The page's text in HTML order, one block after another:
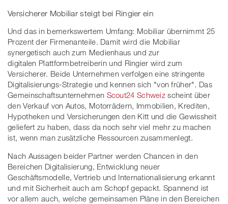
Versicherer Mobiliar steigt bei Ringier ein
Und das in bemerkswertem Umfang: Mobiliar übernimmt 25
Prozent der Firmenanteile. Damit wird die Mobiliar
synergetisch auch zum Medienhaus und zur
digitalen Plattformbetreiberin und Ringier wird zum
Versicherer. Beide Unternehmen verfolgen eine stringente
Digitalisierungs-Strategie und kennen sich "von früher". Das
Gemeinschaftsunternehmen Scout24 Schweiz scheint über
den Verkauf von Autos, Motorrädern, Immobilien, Krediten,
Hypotheken und Versicherungen den Kitt und die Gewissheit
geliefert zu haben, dass da noch sehr viel mehr zu machen
ist, wenn man zusätzliche Ressourcen zusammenlegt.
Nach Aussagen beider Partner werden Chancen in den
Bereichen Digitalisierung, Entwicklung neuer
Geschäftsmodelle, Vertrieb und Internationalisierung erkannt
und mit Sicherheit auch am Schopf gepackt. Spannend ist
vor allem auch, welche gemeinsamen Pläne in den Bereichen